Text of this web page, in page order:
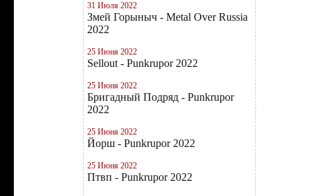
31 Июля 2022
Змей Горыныч - Metal Over Russia
2022
25 Июня 2022
Sellout - Punkrupor 2022
25 Июня 2022
Бригадный Подряд - Punkrupor
2022
25 Июня 2022
Йорш - Punkrupor 2022
25 Июня 2022
Птвп - Punkrupor 2022